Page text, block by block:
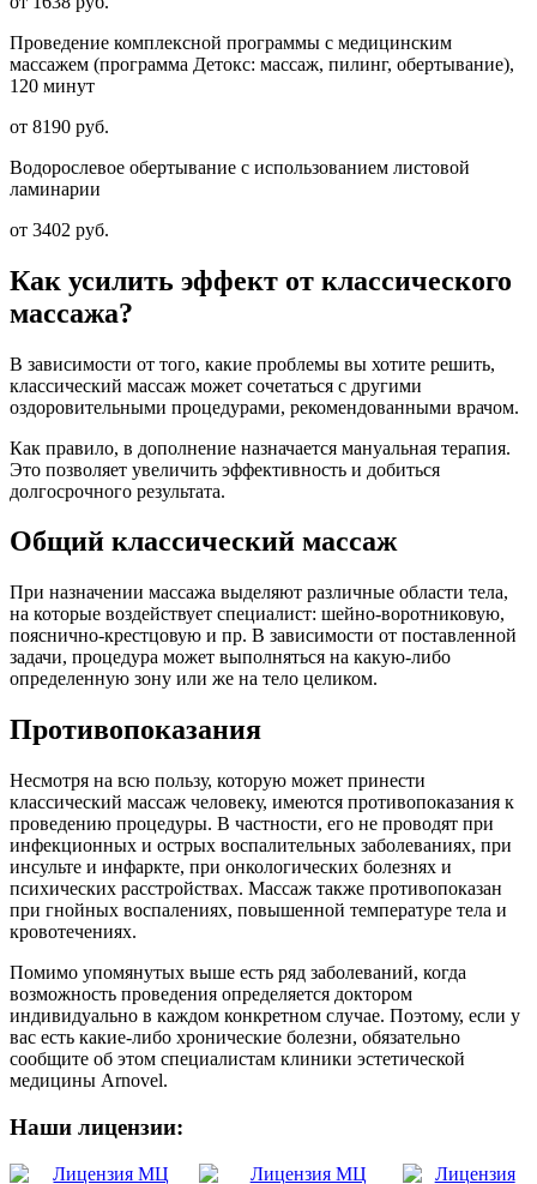
Проведение комплексной программы с медицинским
массажем (программа Детокс: массаж, пилинг, обертывание),
120 минут
от 8190 руб.
Водорослевое обертывание с использованием листовой
ламинарии
от 3402 руб.
Как усилить эффект от классического
массажа?
В зависимости от того, какие проблемы вы хотите решить,
классический массаж может сочетаться с другими
оздоровительными процедурами, рекомендованными врачом.
Как правило, в дополнение назначается мануальная терапия.
Это позволяет увеличить эффективность и добиться
долгосрочного результата.
Общий классический массаж
При назначении массажа выделяют различные области тела,
на которые воздействует специалист: шейно-воротниковую,
пояснично-крестцовую и пр. В зависимости от поставленной
задачи, процедура может выполняться на какую-либо
определенную зону или же на тело целиком.
Противопоказания
Несмотря на всю пользу, которую может принести
классический массаж человеку, имеются противопоказания к
проведению процедуры. В частности, его не проводят при
инфекционных и острых воспалительных заболеваниях, при
инсульте и инфаркте, при онкологических болезнях и
психических расстройствах. Массаж также противопоказан
при гнойных воспалениях, повышенной температуре тела и
кровотечениях.
Помимо упомянутых выше есть ряд заболеваний, когда
возможность проведения определяется доктором
индивидуально в каждом конкретном случае. Поэтому, если у
вас есть какие-либо хронические болезни, обязательно
сообщите об этом специалистам клиники эстетической
медицины Arnovel.
Наши лицензии: